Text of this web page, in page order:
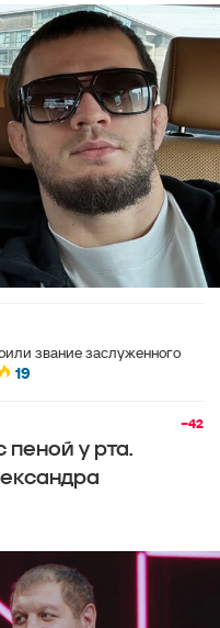
звание заслуженного
19
−42
пеной у рта.